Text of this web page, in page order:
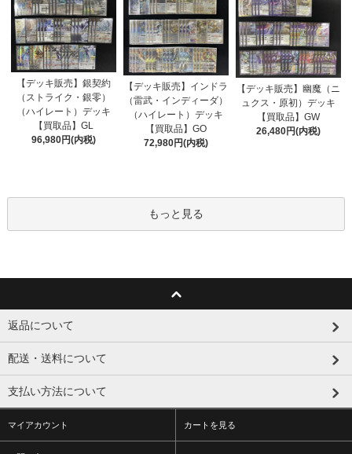
【デッキ販売】銀契約
（ストライク・銀零）
（ハイレート）デッキ
【買取品】GL
96,980円(内税)
【デッキ販売】インドラ
（雷武・インディーダ）
（ハイレート）デッキ
【買取品】GO
72,980円(内税)
【デッキ販売】幽魔（ニ
ュクス・原初）デッキ
【買取品】GW
26,480円(内税)
もっと見る
返品について
配送・送料について
支払い方法について
マイアカウント カートを見る